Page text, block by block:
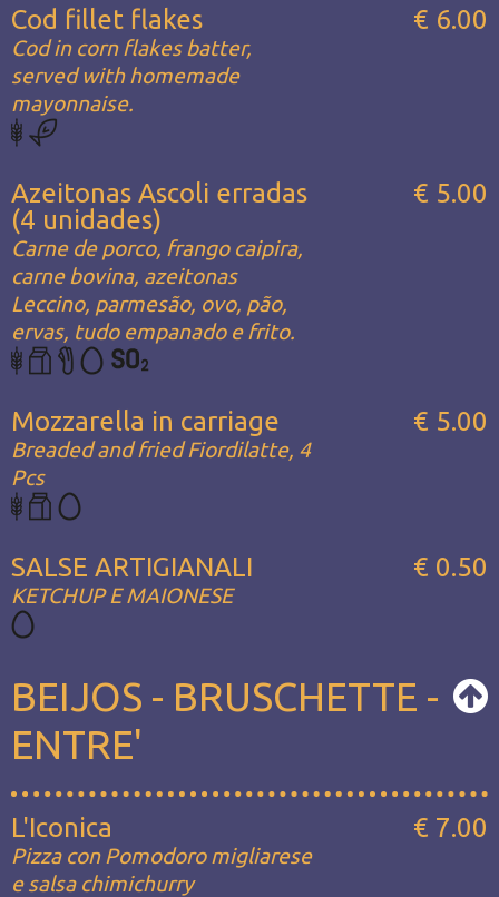
Cod fillet flakes
Cod in corn flakes batter,
served with homemade
mayonnaise.
€ 6.00
Azeitonas Ascoli erradas
(4 unidades)
Carne de porco, frango caipira,
carne bovina, azeitonas
Leccino, parmesão, ovo, pão,
ervas, tudo empanado e frito.
€ 5.00
Mozzarella in carriage
Breaded and fried Fiordilatte, 4
Pcs
€ 5.00
SALSE ARTIGIANALI
KETCHUP E MAIONESE
€ 0.50
BEIJOS - BRUSCHETTE -
ENTRE'
L'Iconica
Pizza con Pomodoro migliarese
e salsa chimichurry
€ 7.00